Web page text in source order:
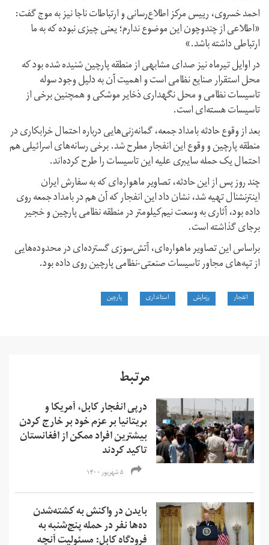
احمد خسروی، رییس مرکز اطلاع‌رسانی و ارتباطات ناجا نیز به موج گفت:
«اطلاعی از چندوچون این موضوع ندارم؛ یعنی چیزی نبوده که به ما
ارتباطی داشته باشد.»
در اوایل تیرماه نیز صدای مشابهی از منطقه پارچین شنیده شده بود که
محل استقرار صنایع نظامی است و اهمیت آن به دلیل وجود سوله
تاسیسات نظامی و محل نگهداری ذخایر موشکی و همچنین برخی از
تاسیسات هسته‌ای است.
بعد از وقوع حادثه بامداد جمعه، گمانه‌زنی‌هایی درباره احتمال خرابکاری در
منطقه پارچین و وقوع این انفجار مطرح شد. برخی رسانه‌های اسرائیلی هم
احتمال یک حمله سایبری علیه این تاسیسات را طرح کرده‌اند.
چند روز پس از این حادثه، تصاویر ماهواره‌ای که به سفارش ایران
اینترنشنال تهیه شد، نشان داد این انفجار که آن هم در بامداد جمعه روی
داده بود، آثاری به وسعت نیم‌کیلومتر در منطقه نظامی پارچین و خجیر
برجای گذاشته است.
براساس این تصاویر ماهواره‌ای، آتش‌سوزی گسترده‌ای در محدوده‌هایی
از تپه‌های مجاور تاسیسات صنعتی-نظامی پارچین روی داده بود.
انفجار رزمایش استانداری پارچین
مرتبط
درپی انفجار کابل، آمریکا و
بریتانیا بر عزم خود بر خارج کردن
بیشترین افراد ممکن از افغانستان
تاکید کردند
۵ شهریور ۱۴۰۰
بایدن در واکنش به کشته‌شدن
ده‌ها نفر در حمله پنج‌شنبه به